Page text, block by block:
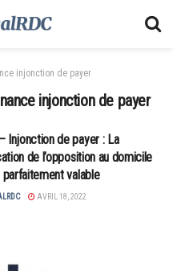
injonction de payer
injonction de payer
Injonction de payer : La
de l’opposition au domicile
valable
AVRIL 18, 2022